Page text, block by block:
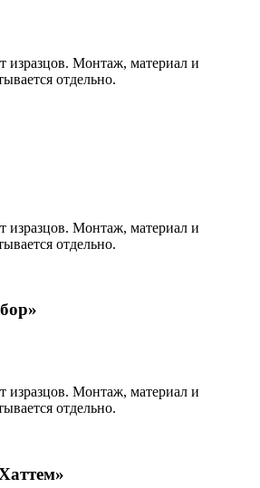
изразцов. Монтаж, материал и
отдельно.
изразцов. Монтаж, материал и
отдельно.
изразцов. Монтаж, материал и
отдельно.